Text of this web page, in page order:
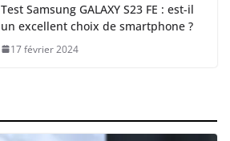
Test Samsung GALAXY S23 FE : est-il
un excellent choix de smartphone ?
17 février 2024